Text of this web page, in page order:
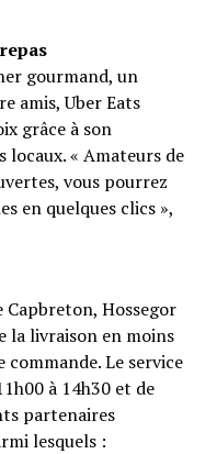
gourmand, un
amis, Uber Eats
grâce à son
« Amateurs de
vous pourrez
en quelques clics »,
Capbreton, Hossegor
la livraison en moins
Le service
à 14h30 et de
partenaires
lesquels :